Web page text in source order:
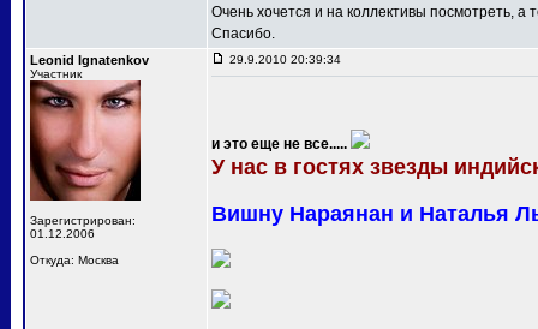
Очень хочется и на коллективы посмотреть, а
Спасибо.
Leonid Ignatenkov
Участник
Зарегистрирован:
01.12.2006
Откуда: Москва
29.9.2010 20:39:34
и это еще не все.....
У нас в гостях звезды
Вишну Нараянан и Наталья